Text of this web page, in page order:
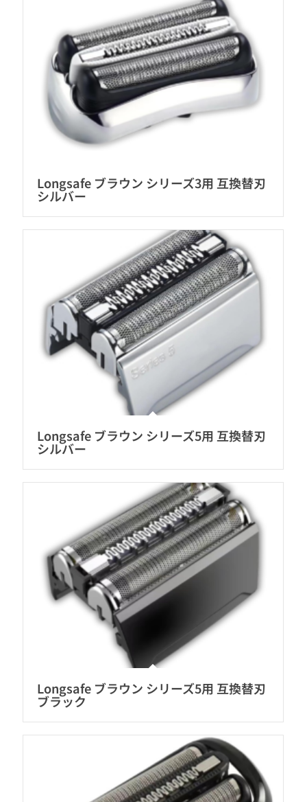
Longsafe ブラウン シリーズ3用 互換替刃
シルバー
Longsafe ブラウン シリーズ5用 互換替刃
シルバー
Longsafe ブラウン シリーズ5用 互換替刃
ブラック